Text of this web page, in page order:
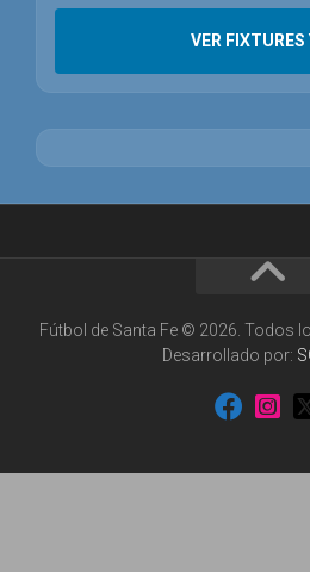
VER FIXTURES
Fútbol de Santa Fe © 2026. Todos
Desarrollado por: